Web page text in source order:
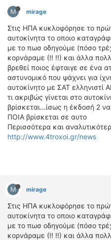
M mirage
Στις ΗΠΑ κυκλοφόρησε το
αυτοκίνητα το οποιο
με το πωσ οδηγούμε (πόσο
κορνάραμε (!! !!) και άλλα
βρεθεί ποιος έφταιγε σε ένα
αστυνομικό που ψάχνει για
αυτοκίνητο με ΣΑΤ ελληνιστί
τι ακριβώς γίνεται στο
βρίσκεται...ίσως η έκδοσή 2
ΠΟΙΑ βρίσκεται σε αυτο
Περισσότερα και
http://www.4troxoi.gr/news
M mirage
Στις ΗΠΑ κυκλοφόρησε το
αυτοκίνητα το οποιο
με το πωσ οδηγούμε (πόσο
κορνάραμε (!! !!) και άλλα
VIDEO
4TTV
ΝΕΑ ΜΟΝΤΕΛΑ
ΑΓΩΝΕΣ
CANDID CAMERA
ΤΕΧΝΟΛΟΓΙΑ
ΕΙΔΗΣΕΙΣ –
ΛΕΞΙΚΟ
ΑΓΩΝΕΣ
FORMULA 1
WRC
ΔΙΕΘΝΕΙΣ ΑΓΩΝΕΣ